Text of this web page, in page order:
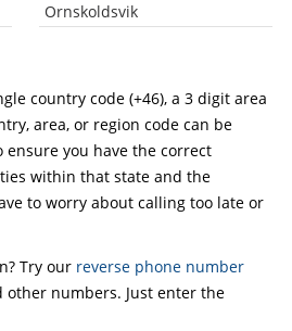
Ornskoldsvik
country code (+46), a 3 digit area
area, or region code can be
ensure you have the correct
within that state and the
to worry about calling too late or
Try our reverse phone number
numbers. Just enter the